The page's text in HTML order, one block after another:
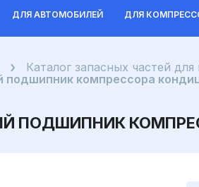
ДЛЯ АВТОМОБИЛЕЙ ДЛЯ
Каталог запасных частей
подшипник компрессора
ПОДШИПНИК